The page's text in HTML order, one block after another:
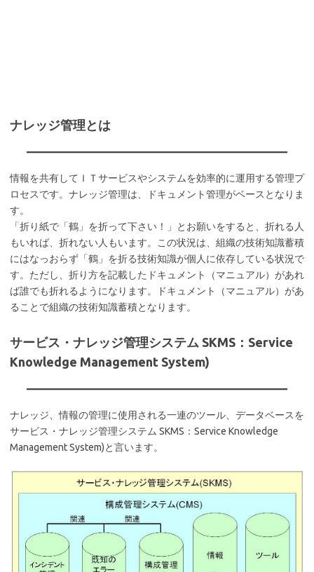
ナレッジ管理とは
情報を共有してＩＴサービスやシステムを効率的に運用する管理プ
ロセスです。ナレッジ管理は、ドキュメント管理がベースとなりま
す。
「折り紙で「鶴」を折って下さい！」とお願いをすると、折れる人
もいれば、折れない人もいます。この状況は、組織の技術知識蓄積
にはなっおらず「鶴」を折る技術知識が個人に依存している状況で
す。ただし、折り方を記載したドキュメント（マニュアル）があれ
ば誰でも折れるようになります。ドキュメント（マニュアル）があ
ることで組織の技術知識蓄積となります。
サービス・ナレッジ管理システム SKMS：Service
Knowledge Management System)
ナレッジ、情報の管理に使用される一連のツール、データベースを
サービス・ナレッジ管理システム SKMS：Service Knowledge
Management System)と言います。